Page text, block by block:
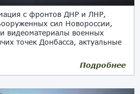
с фронтов ДНР и ЛНР,
сил Новороссии,
видеоматериалы военных
точек Донбасса, актуальные
Подробнее